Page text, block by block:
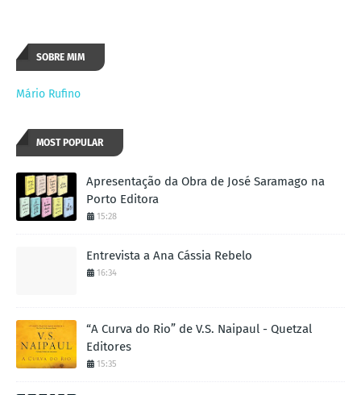
SOBRE MIM
Mário Rufino
MOST POPULAR
Apresentação da Obra de José Saramago na
Porto Editora
15:28
Entrevista a Ana Cássia Rebelo
16:34
“A Curva do Rio” de V.S. Naipaul - Quetzal
Editores
15:35